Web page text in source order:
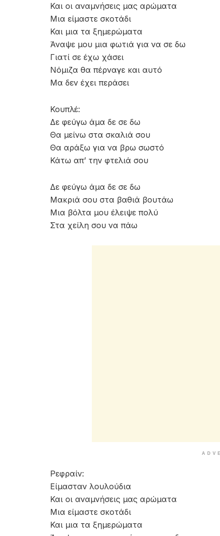
Και οι αναμνήσεις μας αρώματα
Μια είμαστε σκοτάδι
Και μια τα ξημερώματα
Άναψε μου μια φωτιά για να σε δω
Γιατί σε έχω χάσει
Νόμιζα θα πέρναγε και αυτό
Μα δεν έχει περάσει
Κουπλέ:
Δε φεύγω άμα δε σε δω
Θα μείνω στα σκαλιά σου
Θα αράξω για να βρω σωστό
Κάτω απ’ την φτελιά σου
Δε φεύγω άμα δε σε δω
Μακριά σου στα βαθιά βουτάω
Μια βόλτα μου έλειψε πολύ
Στα χείλη σου να πάω
Ρεφραίν:
Είμασταν λουλούδια
Και οι αναμνήσεις μας αρώματα
Μια είμαστε σκοτάδι
Και μια τα ξημερώματα